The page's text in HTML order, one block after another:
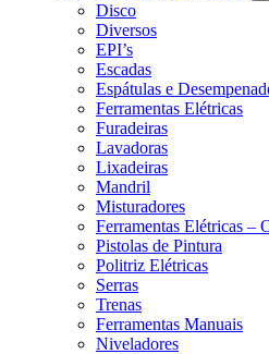
Disco
Diversos
EPI’s
Escadas
Espátulas e
Ferramentas Elétricas
Furadeiras
Lavadoras
Lixadeiras
Mandril
Misturadores
Ferramentas Elétricas –
Pistolas de Pintura
Politriz Elétricas
Serras
Trenas
Ferramentas Manuais
Niveladores